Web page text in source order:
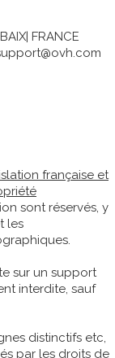
FRANCE
française et
sont réservés, y
les
sur un support
interdite, sauf
distinctifs etc,
par les droits de